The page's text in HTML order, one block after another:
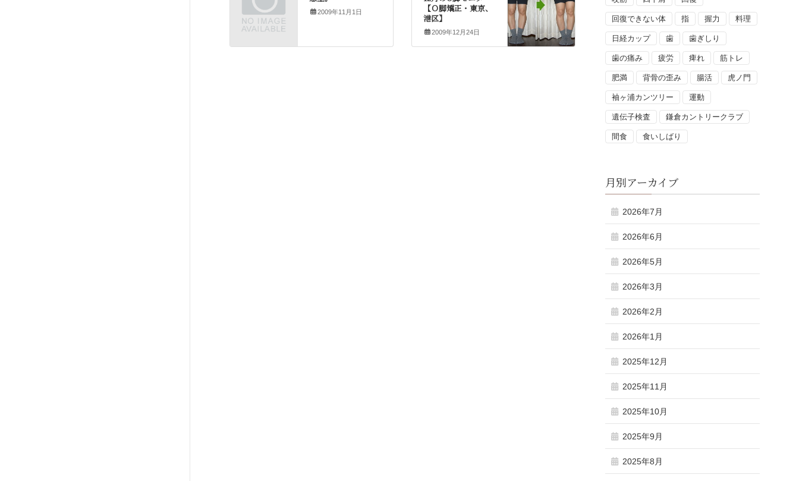
2009年11月1日
【Ｏ脚矯正・東京、
港区】
2009年12月24日
回復できない体 指 握力 料理
日経カップ 歯 歯ぎしり
歯の痛み 疲労 痺れ 筋トレ
肥満 背骨の歪み 腸活 虎ノ門
袖ヶ浦カンツリー 運動
遺伝子検査 鎌倉カントリークラブ
間食 食いしばり
月別アーカイブ
2026年7月
2026年6月
2026年5月
2026年3月
2026年2月
2026年1月
2025年12月
2025年11月
2025年10月
2025年9月
2025年8月